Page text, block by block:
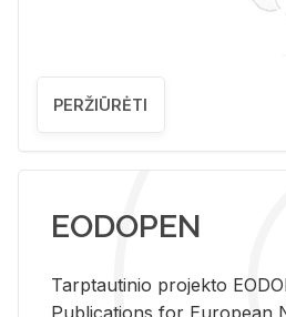
PERŽIŪRĖTI
EODOPEN
Tarp­tau­ti­nio pro­jek­to